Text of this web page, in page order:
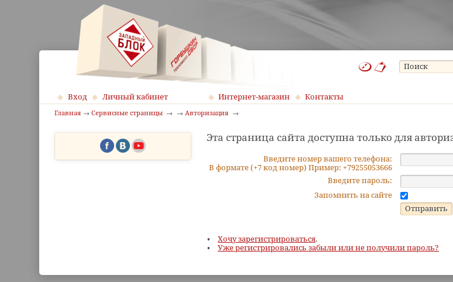
Вход Личный кабинет Интернет-магазин Контакты
Главная Сервисные страницы Авторизация
Эта страница сайта доступна только для
Введите номер вашего телефона:
В формате (+7 код номер) Пример: +79255053666
Введите пароль:
Запомнить на сайте
Хочу зарегистрироваться.
Уже регистрировались забыли или не получили пароль?